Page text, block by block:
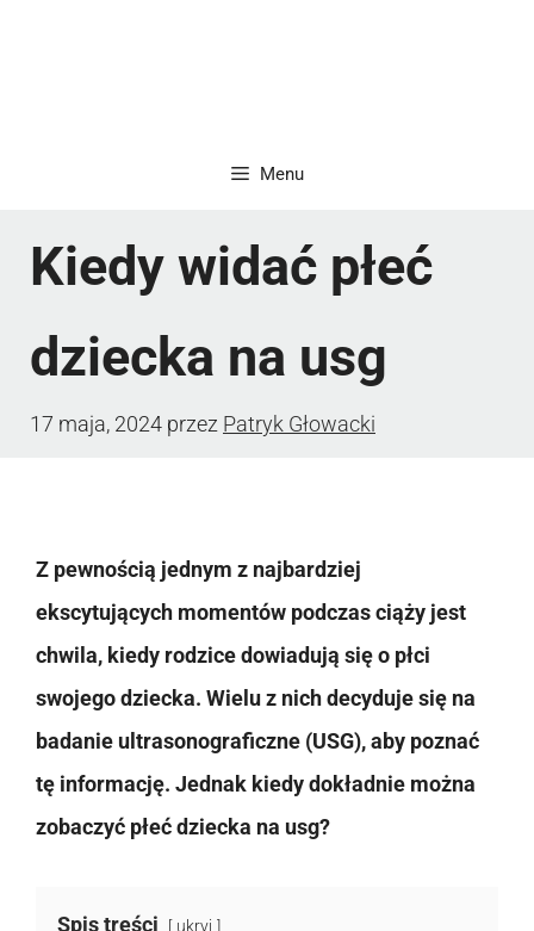
Menu
Kiedy widać płeć
dziecka na usg
17 maja, 2024 przez Patryk Głowacki
Z pewnością jednym z najbardziej
ekscytujących momentów podczas ciąży jest
chwila, kiedy rodzice dowiadują się o płci
swojego dziecka. Wielu z nich decyduje się na
badanie ultrasonograficzne (USG), aby poznać
tę informację. Jednak kiedy dokładnie można
zobaczyć płeć dziecka na usg?
Spis treści ukryj